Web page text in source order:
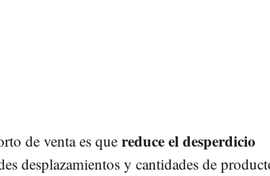
de venta es quereduce el desperdicio
desplazamientos y cantidades de